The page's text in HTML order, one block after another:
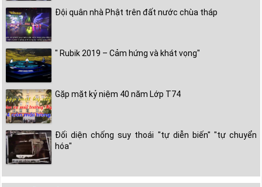
Đội quân nhà Phật trên đất nước chùa tháp
" Rubik 2019 – Cảm hứng và khát vọng"
Gặp mặt kỷ niệm 40 năm Lớp T74
Đối diện chống suy thoái "tự diễn biến" "tự chuyển
hóa"